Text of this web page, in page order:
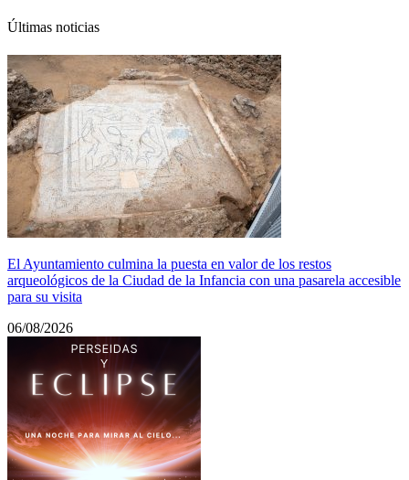
Últimas noticias
El Ayuntamiento culmina la puesta en valor de los restos
arqueológicos de la Ciudad de la Infancia con una pasarela accesible
para su visita
06/08/2026